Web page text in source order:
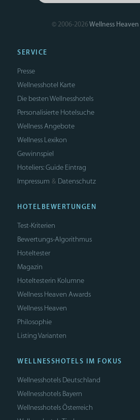
© 2006-2026Wellness
SERVICE
Presse
Wellnesshotel Karte
Die besten Wellnesshotels
Personalisierte Hotelsuche
Wellness Angebote
Wellness Lexikon
Gewinnspiel
Hoteliers: Guide Eintrag
Impressum & Datenschutz
HOTELBEWERTUNGEN
Test-Kriterien
Bewertungs-Algorithmus
Hoteltester
Magazin
Hoteltesterin Kolumne
Wellness Heaven Awards
Wellness Heaven
Philosophie
Listing Varianten
WELLNESSHOTELS IM FOKUS
Wellnesshotels Deutschland
Wellnesshotels Bayern
Wellnesshotels Österreich